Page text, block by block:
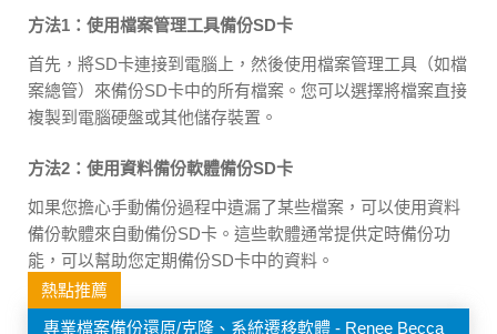
方法1：使用檔案管理工具備份SD卡
首先，將SD卡連接到電腦上，然後使用檔案管理工具（如檔
案總管）來備份SD卡中的所有檔案。您可以選擇將檔案直接
複製到電腦硬盤或其他儲存裝置。
方法2：使用資料備份軟體備份SD卡
如果您擔心手動備份過程中遺漏了某些檔案，可以使用資料
備份軟體來自動備份SD卡。這些軟體通常提供定時備份功
能，可以幫助您定期備份SD卡中的資料。
熱點推薦
專業檔案備份還原/克隆、系統遷移軟體 - Renee Becca